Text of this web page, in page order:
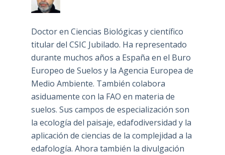
Doctor en Ciencias Biológicas y científico
titular del CSIC Jubilado. Ha representado
durante muchos años a España en el Buro
Europeo de Suelos y la Agencia Europea de
Medio Ambiente. También colabora
asiduamente con la FAO en materia de
suelos. Sus campos de especialización son
la ecología del paisaje, edafodiversidad y la
aplicación de ciencias de la complejidad a la
edafología. Ahora también la divulgación